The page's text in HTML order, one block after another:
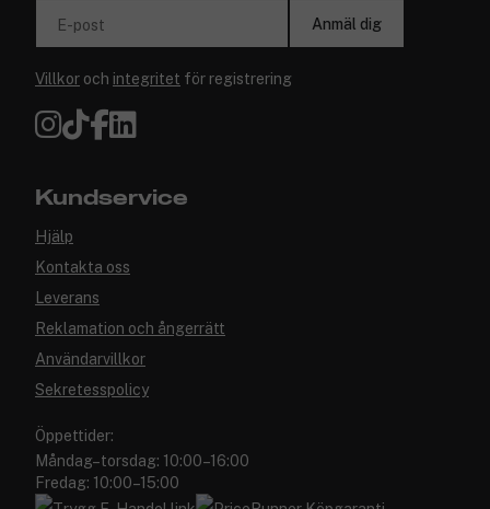
E-post Anmäl dig
Villkor och integritet för registrering
Kundservice
Hjälp
Kontakta oss
Leverans
Reklamation och ångerrätt
Användarvillkor
Sekretesspolicy
Öppettider:
Måndag–torsdag: 10:00–16:00
Fredag: 10:00–15:00